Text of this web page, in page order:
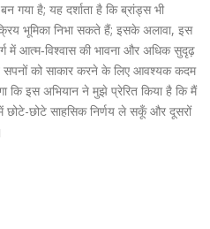
गया है; यह दर्शाता है कि ब्रांड्स भी
भूमिका निभा सकते हैं; इसके अलावा, इस
में आत्म‑विश्वास की भावना और अधिक सुदृढ़
सपनों को साकार करने के लिए आवश्यक कदम
कि इस अभियान ने मुझे प्रेरित किया है कि मैं
छोटे-छोटे साहसिक निर्णय ले सकूँ और दूसरों